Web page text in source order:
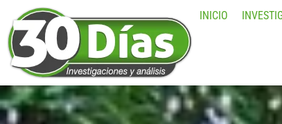
INICIO